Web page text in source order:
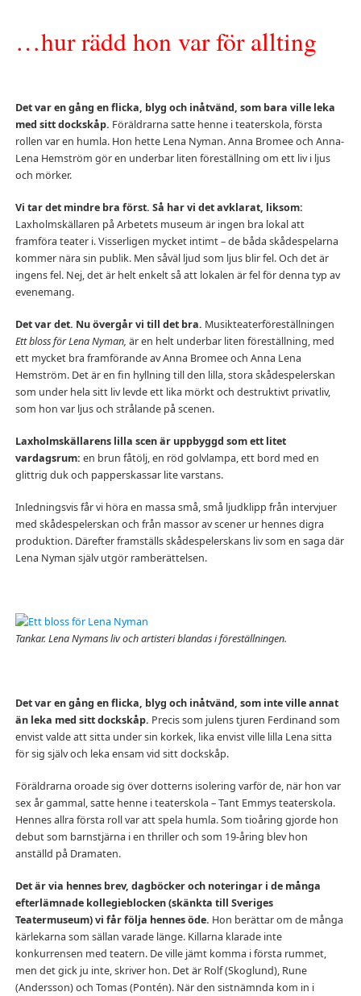
…hur rädd hon var för allting
Det var en gång en flicka, blyg och inåtvänd, som bara ville leka
med sitt dockskåp. Föräldrarna satte henne i teaterskola, första
rollen var en humla. Hon hette Lena Nyman. Anna Bromee och Anna-
Lena Hemström gör en underbar liten föreställning om ett liv i ljus
och mörker.
Vi tar det mindre bra först. Så har vi det avklarat, liksom:
Laxholmskällaren på Arbetets museum är ingen bra lokal att
framföra teater i. Visserligen mycket intimt – de båda skådespelarna
kommer nära sin publik. Men såväl ljud som ljus blir fel. Och det är
ingens fel. Nej, det är helt enkelt så att lokalen är fel för denna typ av
evenemang.
Det var det. Nu övergår vi till det bra. Musikteaterföreställningen
Ett bloss för Lena Nyman, är en helt underbar liten föreställning, med
ett mycket bra framförande av Anna Bromee och Anna Lena
Hemström. Det är en fin hyllning till den lilla, stora skådespelerskan
som under hela sitt liv levde ett lika mörkt och destruktivt privatliv,
som hon var ljus och strålande på scenen.
Laxholmskällarens lilla scen är uppbyggd som ett litet
vardagsrum: en brun fåtölj, en röd golvlampa, ett bord med en
glittrig duk och papperskassar lite varstans.
Inledningsvis får vi höra en massa små, små ljudklipp från intervjuer
med skådespelerskan och från massor av scener ur hennes digra
produktion. Därefter framställs skådespelerskans liv som en saga där
Lena Nyman själv utgör ramberättelsen.
Tankar. Lena Nymans liv och artisteri blandas i föreställningen.
Det var en gång en flicka, blyg och inåtvänd, som inte ville annat
än leka med sitt dockskåp. Precis som julens tjuren Ferdinand som
envist valde att sitta under sin korkek, lika envist ville lilla Lena sitta
för sig själv och leka ensam vid sitt dockskåp.
Föräldrarna oroade sig över dotterns isolering varför de, när hon var
sex år gammal, satte henne i teaterskola – Tant Emmys teaterskola.
Hennes allra första roll var att spela humla. Som tioåring gjorde hon
debut som barnstjärna i en thriller och som 19-åring blev hon
anställd på Dramaten.
Det är via hennes brev, dagböcker och noteringar i de många
efterlämnade kollegieblocken (skänkta till Sveriges
Teatermuseum) vi får följa hennes öde. Hon berättar om de många
kärlekarna som sällan varade länge. Killarna klarade inte
konkurrensen med teatern. De ville jämt komma i första rummet,
men det gick ju inte, skriver hon. Det är Rolf (Skoglund), Rune
(Andersson) och Tomas (Pontén). När den sistnämnda kom in i